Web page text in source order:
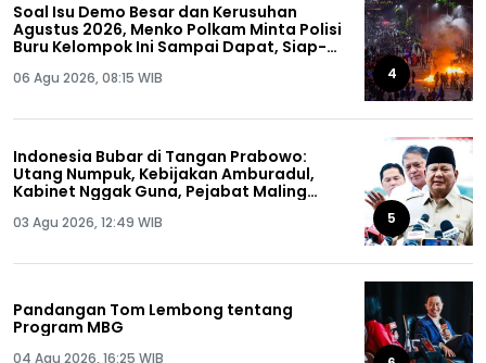
Soal Isu Demo Besar dan Kerusuhan
Agustus 2026, Menko Polkam Minta Polisi
Buru Kelompok Ini Sampai Dapat, Siap-
06 Agu 2026, 08:15 WIB 4
Indonesia Bubar di Tangan Prabowo:
Utang Numpuk, Kebijakan Amburadul,
Kabinet Nggak Guna, Pejabat Maling
03 Agu 2026, 12:49 WIB 5
Pandangan Tom Lembong tentang
Program MBG
04 Agu 2026, 16:25 WIB